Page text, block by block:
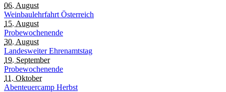
06. August
Weinbaulehrfahrt Österreich
15. August
Probewochenende
30. August
Landesweiter Ehrenamtstag
19. September
Probewochenende
11. Oktober
Abenteuercamp Herbst